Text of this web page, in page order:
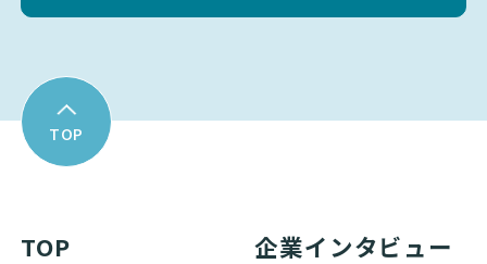
TOP
TOP
企業インタビュー